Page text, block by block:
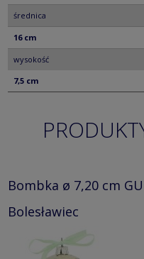
średnica
16 cm
wysokość
7,5 cm
Bombka ø 7,20 cm
Bolesławiec